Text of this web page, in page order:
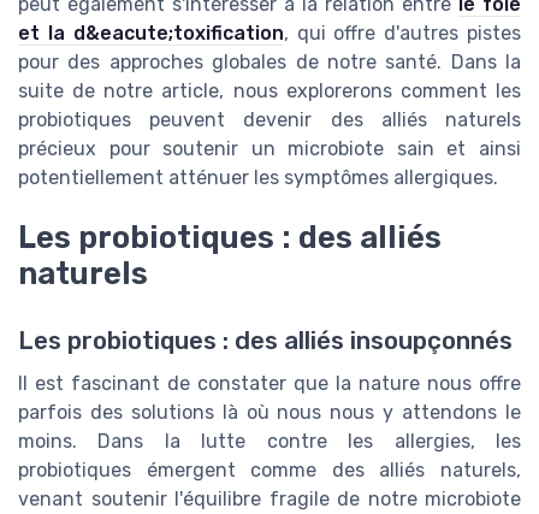
et la d&eacute;toxification, qui offre d'autres pistes
pour des approches globales de notre santé. Dans la
suite de notre article, nous explorerons comment les
probiotiques peuvent devenir des alliés naturels
précieux pour soutenir un microbiote sain et ainsi
potentiellement atténuer les symptômes allergiques.
Les probiotiques : des alliés
naturels
Les probiotiques : des alliés insoupçonnés
Il est fascinant de constater que la nature nous offre
parfois des solutions là où nous nous y attendons le
moins. Dans la lutte contre les allergies, les
probiotiques émergent comme des alliés naturels,
venant soutenir l'équilibre fragile de notre microbiote